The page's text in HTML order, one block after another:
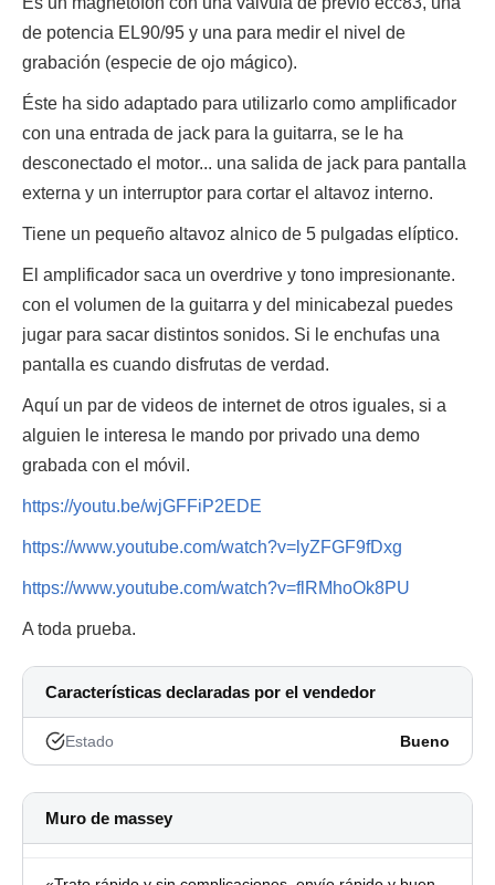
de potencia EL90/95 y una para medir el nivel de
grabación (especie de ojo mágico).
Éste ha sido adaptado para utilizarlo como amplificador
con una entrada de jack para la guitarra, se le ha
desconectado el motor... una salida de jack para pantalla
externa y un interruptor para cortar el altavoz interno.
Tiene un pequeño altavoz alnico de 5 pulgadas elíptico.
El amplificador saca un overdrive y tono impresionante.
con el volumen de la guitarra y del minicabezal puedes
jugar para sacar distintos sonidos. Si le enchufas una
pantalla es cuando disfrutas de verdad.
Aquí un par de videos de internet de otros iguales, si a
alguien le interesa le mando por privado una demo
grabada con el móvil.
https://youtu.be/wjGFFiP2EDE
https://www.youtube.com/watch?v=lyZFGF9fDxg
https://www.youtube.com/watch?v=flRMhoOk8PU
A toda prueba.
Características declaradas por el vendedor
Estado Bueno
Muro de massey